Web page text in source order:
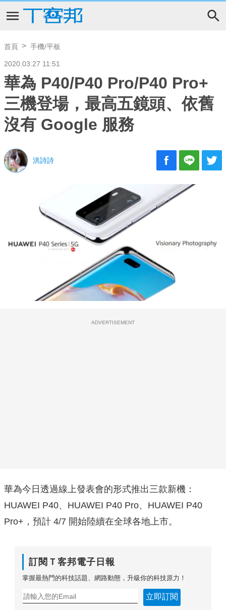
首頁 手機/平板
2020.03.27 11:51
華為 P40/P40 Pro/P40 Pro+
三機登場，最高五鏡頭、依舊
沒有 Google 服務
洪詩詩
ADVERTISEMENT
華為今日透過線上發表會的形式推出三款新機：
HUAWEI P40、HUAWEI P40 Pro、HUAWEI P40
Pro+，預計 4/7 開始陸續在全球各地上市。
訂閱Ｔ客邦電子日報
掌握最熱門的科技話題、網路動態，升級你的科技原力！
立即訂閱